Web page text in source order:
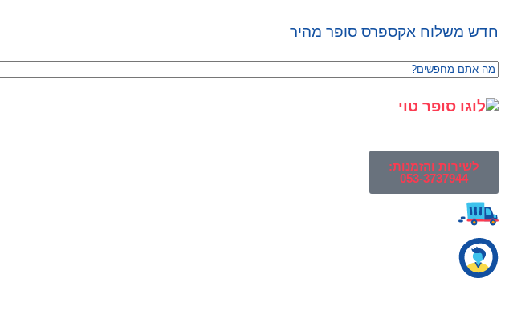
חדש משלוח אקספרס סופר מהיר
לשירות והזמנות:
053-3737944